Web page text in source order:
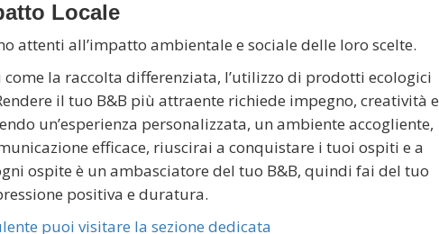
Locale
attenti all’impatto ambientale e sociale delle loro scelte.
la raccolta differenziata, l’utilizzo di prodotti ecologici
il tuo B&B più attraente richiede impegno, creatività e
un’esperienza personalizzata, un ambiente accogliente,
efficace, riuscirai a conquistare i tuoi ospiti e a
ospite è un ambasciatore del tuo B&B, quindi fai del tuo
positiva e duratura.
puoi visitare la sezione dedicata